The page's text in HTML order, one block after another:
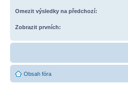
Omezit výsledky na předchozí:
Zobrazit prvních:
Obsah fóra